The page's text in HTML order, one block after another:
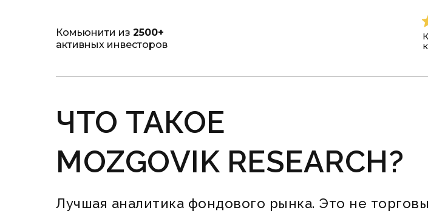
Комьюнити из 2500+
активных инвесторов
Лучшая аналитика фондового рынка. Это не
ЧТО ТАКОЕ
MOZGOVIK RESEARCH?